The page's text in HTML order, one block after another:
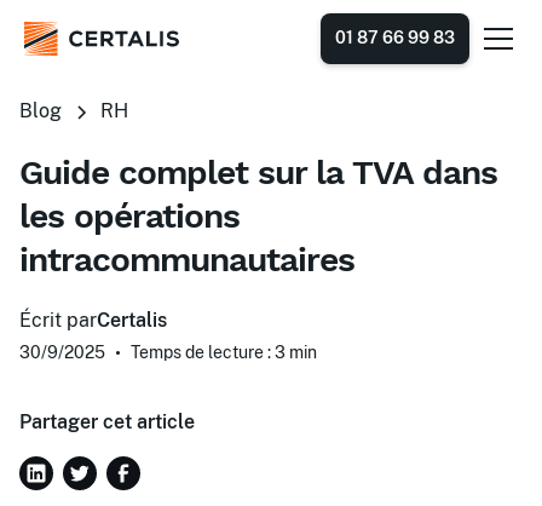
01 87 66 99 83
Blog RH
Guide complet sur la TVA dans
les opérations
intracommunautaires
Écrit parCertalis
30/9/2025 • Temps de lecture : 3 min
Partager cet article